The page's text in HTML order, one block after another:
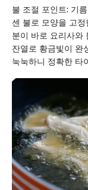
불 조절 포인트: 기
센 불로 모양을 고
분이 바로 요리사와
잔열로 황금빛이 완
눅눅하니 정확한 타